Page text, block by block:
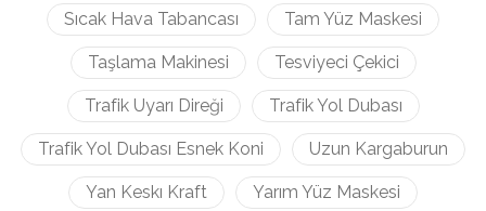
Sıcak Hava Tabancası Tam Yüz Maskesi
Taşlama Makinesi Tesviyeci Çekici
Trafik Uyarı Direği Trafik Yol Dubası
Trafik Yol Dubası Esnek Koni Uzun Kargaburun
Yan Keskı Kraft Yarım Yüz Maskesi